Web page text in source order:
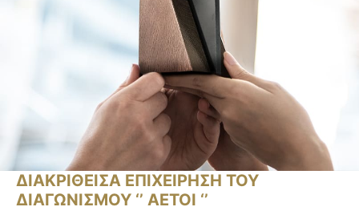
ΔΙΑΚΡΙΘΕΙΣΑ ΕΠΙΧΕΙΡΗΣΗ ΤΟΥ
ΔΙΑΓΩΝΙΣΜΟΥ ‘’ ΑΕΤΟΙ ‘’